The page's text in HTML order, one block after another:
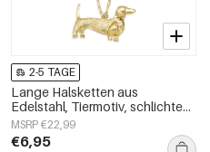
2-5 TAGE
Lange Halsketten aus
Edelstahl, Tiermotiv, schlichte
Alltags-Serie, Damenschmuck
MSRP €22,99
€6,95